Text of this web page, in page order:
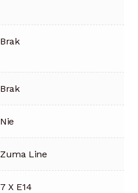
Brak
Brak
Nie
Zuma Line
7 X E14